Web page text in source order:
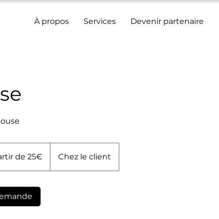
À propos Services Devenir partenaire
de 25€ Chez le client